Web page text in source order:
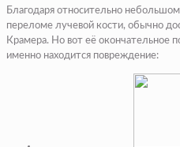
Благодаря относительно
переломе лучевой кости, обычно
Крамера. Но вот её окончательное
именно находится повреждение: